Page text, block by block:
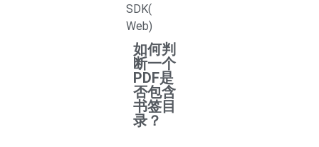
SDK(
Web)
如何判
断一个
PDF是
否包含
书签目
录？